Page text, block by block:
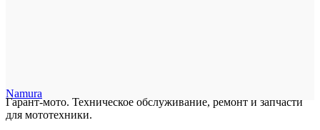
Namura
Гарант-мото. Техническое обслуживание, ремонт и запчасти
для мототехники.